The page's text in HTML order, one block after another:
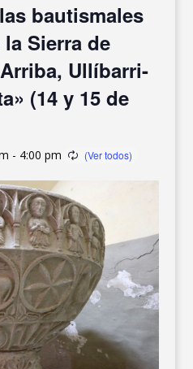
bautismales
Sierra de
Ullíbarri-
(14 y 15 de
- 4:00 pm